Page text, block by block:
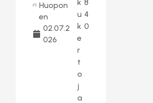
Huopon
en
02.07.2
026
k
u
k
e
r
t
o
j
a
8
4
0